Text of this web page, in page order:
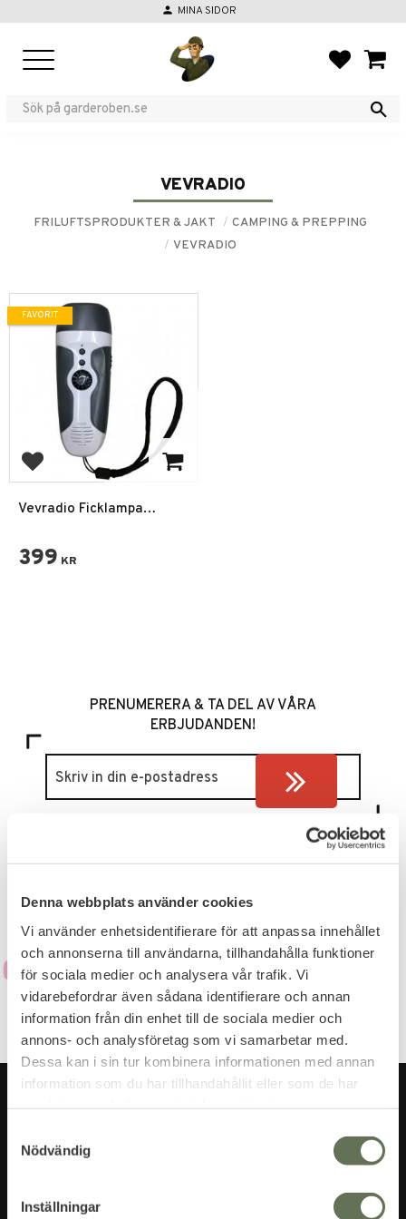
Denna webbplats använder cookies
Vi använder enhetsidentifierare för att anpassa innehållet
och annonserna till användarna, tillhandahålla funktioner
för sociala medier och analysera vår trafik. Vi
vidarebefordrar även sådana identifierare och annan
information från din enhet till de sociala medier och
annons- och analysföretag som vi samarbetar med.
Dessa kan i sin tur kombinera informationen med annan
information som du har tillhandahållit eller som de har
Nödvändig
Inställningar
person MINA SIDOR
VEVRADIO
FRILUFTSPRODUKTER & JAKT
CAMPING & PREPPING
VEVRADIO
Lägg till i favoriter
Vevradio Ficklampa
399 KR
FAVORIT
PRENUMERERA & TA DEL AV VÅRA
ERBJUDANDEN!
Dina personuppgifter behandlas i enlighet med vår